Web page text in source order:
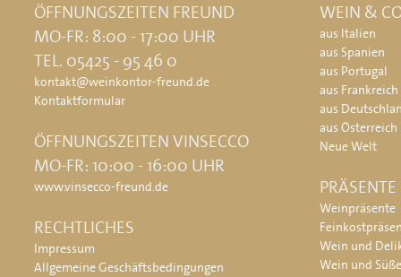
ÖFFNUNGSZEITEN FREUND
MO-FR: 8:00 - 17:00 UHR
TEL. 05425 - 95 46 0
kontakt@weinkontor-freund.de
Kontaktformular
ÖFFNUNGSZEITEN VINSECCO
MO-FR: 10:00 - 16:00 UHR
www.vinsecco-freund.de
RECHTLICHES
Impressum
Allgemeine Geschäftsbedingungen
WEIN &
aus Italien
aus Spanien
aus Portugal
aus Frankreich
aus
aus Österreich
Neue Welt
PRÄSENTE
Weinpräsente
Wein und
Wein und